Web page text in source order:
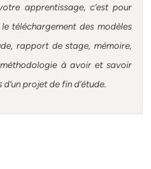
apprentissage, c’est pour
téléchargement des modèles
rapport de stage, mémoire,
à avoir et savoir
projet de fin d’étude